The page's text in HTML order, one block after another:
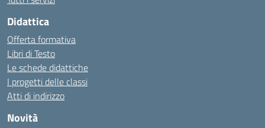
Didattica
Offerta formativa
Libri di Testo
Le schede didattiche
I progetti delle classi
Atti di indirizzo
Novità